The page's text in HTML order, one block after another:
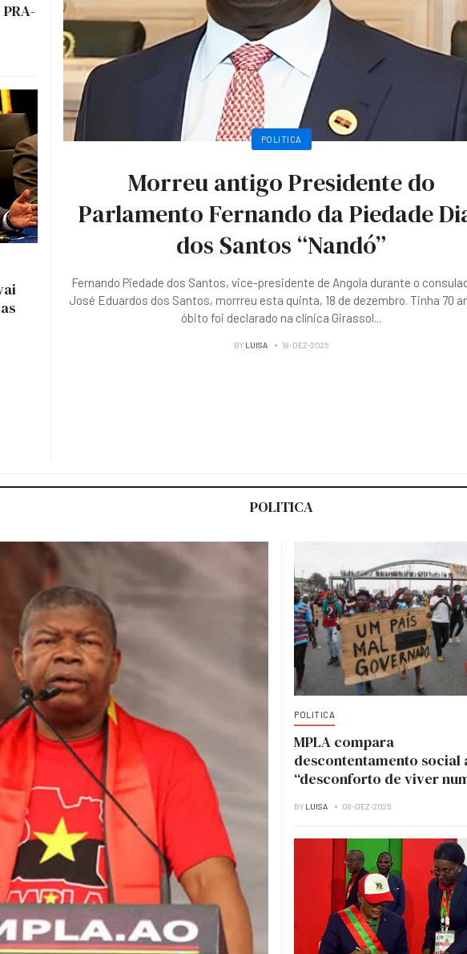
POLITICA
Morreu antigo Presidente do
Parlamento Fernando da Piedade
dos Santos “Nandó”
Fernando Piedade dos Santos, vice-presidente de Angola durante o
José Eduardos dos Santos, morrreu esta quinta, 18 de dezembro. Tinha 70
óbito foi declarado na clínica Girassol...
BY LUISA 18-DEZ-2025
POLITICA
POLITICA
MPLA compara
descontentamento social
“desconforto de viver
BY LUISA 08-DEZ-2025